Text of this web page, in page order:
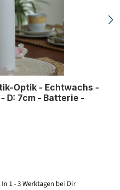
Optik - Echtwachs -
D: 7cm - Batterie -
1 - 3 Werktagen bei Dir